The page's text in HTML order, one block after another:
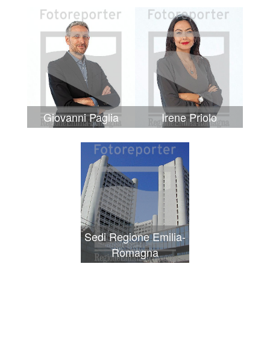
Giovanni Paglia Irene Priolo
Sedi Regione Emilia-
Romagna